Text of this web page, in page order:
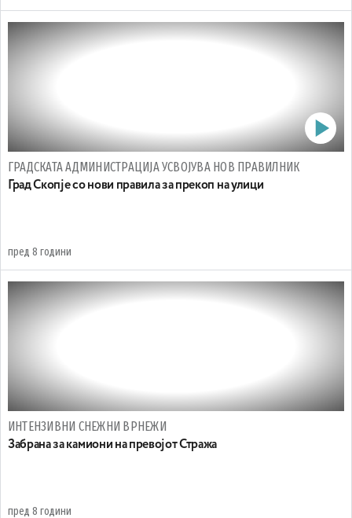
ГРАДСКАТА АДМИНИСТРАЦИЈА УСВОЈУВА НОВ ПРАВИЛНИК
Град Скопје со нови правила за прекоп на улици
пред 8 години
ИНТЕНЗИВНИ СНЕЖНИ ВРНЕЖИ
Забрана за камиони на превојот Стража
пред 8 години